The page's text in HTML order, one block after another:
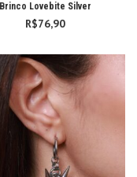
Brinco Lovebite Silver
R$76,90